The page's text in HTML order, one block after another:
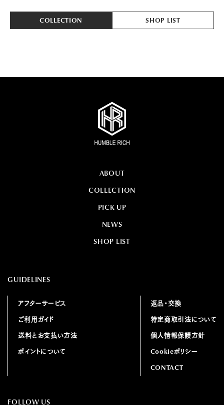
COLLECTION SHOP LIST
ABOUT
COLLECTION
PICK UP
NEWS
SHOP LIST
GUIDELINES
アフターサービス
ご利用ガイド
送料とお支払い方法
ポイントについて
返品・交換
特定商取引法について
個人情報保護方針
Cookieポリシー
CONTACT
FOLLOW US